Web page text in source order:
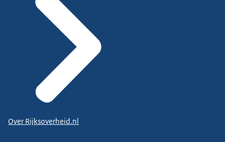
Over Rijksoverheid.nl